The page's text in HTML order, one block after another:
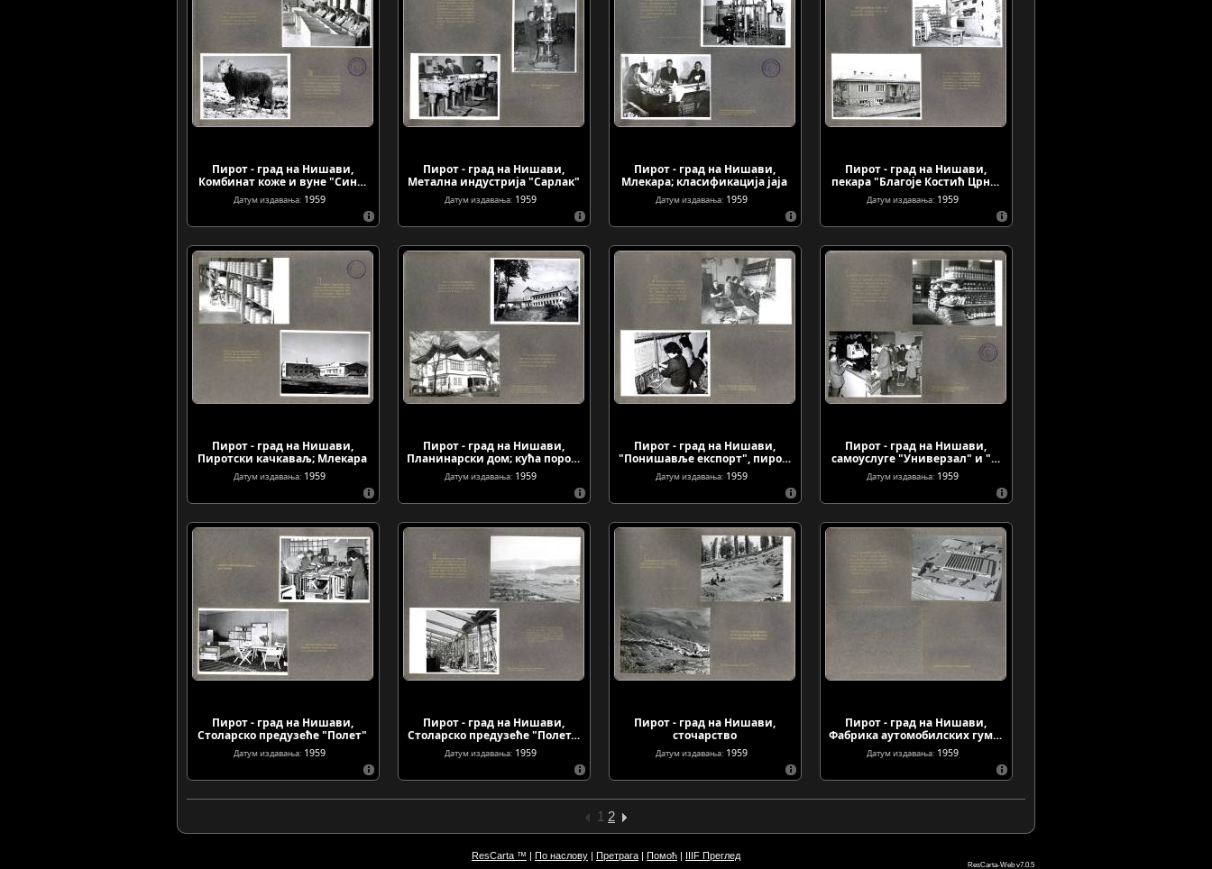
Пирот - град на Нишави,
Комбинат коже и вуне "Син…
Датум издавања: 1959
Пирот - град на Нишави,
Метална индустрија "Сарлак"
Датум издавања: 1959
Пирот - град на Нишави,
Млекара; класификација јаја
Датум издавања: 1959
Пирот - град на Нишави,
пекара "Благоје Костић Црн…
Датум издавања: 1959
Пирот - град на Нишави,
Пиротски качкаваљ; Млекара
Датум издавања: 1959
Пирот - град на Нишави,
Планинарски дом; кућа поро…
Датум издавања: 1959
Пирот - град на Нишави,
"Понишавље експорт", пиро…
Датум издавања: 1959
Пирот - град на Нишави,
самоуслуге "Универзал" и "…
Датум издавања: 1959
Пирот - град на Нишави,
Столарско предузеће "Полет"
Датум издавања: 1959
Пирот - град на Нишави,
Столарско предузеће "Полет…
Датум издавања: 1959
Пирот - град на Нишави,
сточарство
Датум издавања: 1959
Пирот - град на Нишави,
Фабрика аутомобилских гум…
Датум издавања: 1959
1 2
ResCarta ™ | По наслову | Претрага | Помоћ | IIIF Преглед
ResCarta-Web v7.0.5